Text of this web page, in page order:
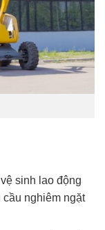
sinh lao động
cầu nghiêm ngặt